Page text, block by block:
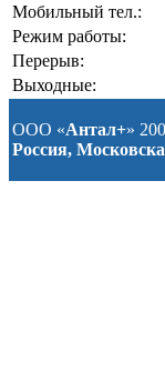
Мобильный тел.:
Режим работы:
Перерыв:
Выходные:
ООО «Антал+»
Россия,